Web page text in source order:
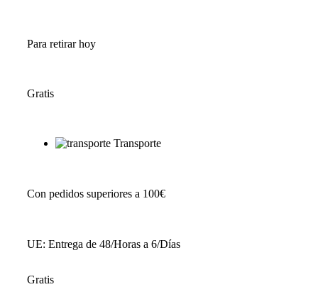
Para retirar hoy
Gratis
Transporte
Con pedidos superiores a 100€
UE: Entrega de 48/Horas a 6/Días
Gratis